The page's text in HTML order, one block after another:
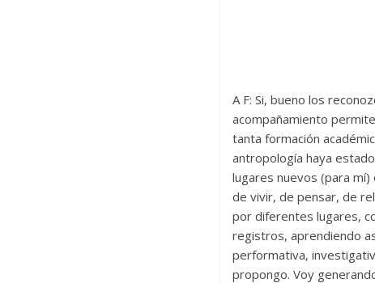
A F: Si, bueno los
acompañamiento
tanta formación
antropología haya
lugares nuevos (para
de vivir, de pensar, de
por diferentes lugares,
registros, aprendiendo
performativa,
propongo. Voy